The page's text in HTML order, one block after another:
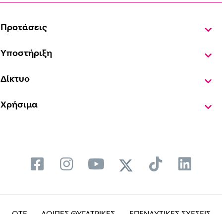
Προτάσεις
Υποστήριξη
Δίκτυο
Χρήσιμα